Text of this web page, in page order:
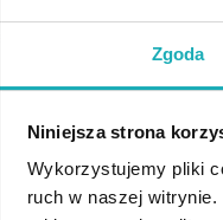
Zgoda
Niniejsza strona
Wykorzystujemy pliki
ruch w naszej
produktu